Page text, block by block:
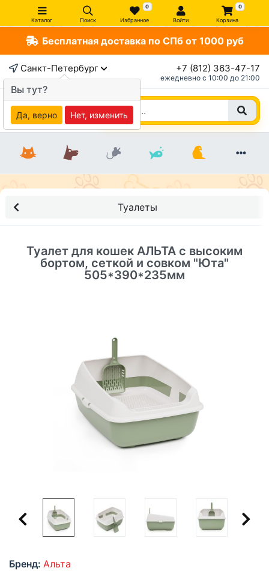
Каталог Поиск
0
Избранное Войти
0
Корзина
Бесплатная доставка по СПб от 1000 руб
Санкт-Петербург +7 (812) 363-47-17
ежедневно c 10:00 до 21:00
Туалеты
Туалет для кошек АЛЬТА с высоким
бортом, сеткой и совком "Юта"
505*390*235мм
Бренд: Альта
Вы тут?
Да, верно Нет, изменить